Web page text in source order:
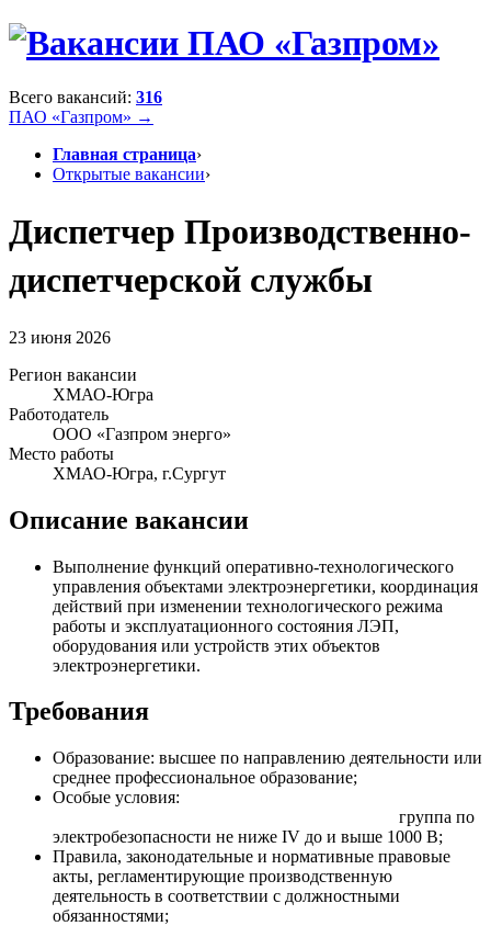
Всего вакансий: 316
ПАО «Газпром» →
Главная страница›
Открытые вакансии›
Диспетчер Производственно-
диспетчерской службы
23 июня 2026
Регион вакансии
ХМАО-Югра
Работодатель
ООО «Газпром энерго»
Место работы
ХМАО-Югра, г.Сургут
Описание вакансии
Выполнение функций оперативно-технологического
управления объектами электроэнергетики, координация
действий при изменении технологического режима
работы и эксплуатационного состояния ЛЭП,
оборудования или устройств этих объектов
электроэнергетики.
Требования
Образование: высшее по направлению деятельности или
среднее профессиональное образование;
Особые условия:
группа по
электробезопасности не ниже IV до и выше 1000 В;
Правила, законодательные и нормативные правовые
акты, регламентирующие производственную
деятельность в соответствии с должностными
обязанностями;